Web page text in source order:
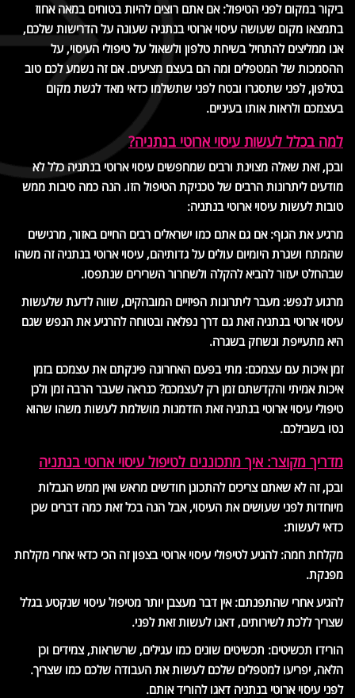
ביקור במקום לפני הטיפול: אם אתם רוצים להיות בטוחים במאה אחוז
בתמצאו מקום שעושה עיסוי ארוטי בנתניה שעונה על הדרישות שלכם,
אנו ממליצים להתחיל בשיחת טלפון ולשאול על טיפולי העיסוי, על
ההסמכות של המטפלים ומה הם בעצם מציעים. אם זה נשמע לכם טוב
בטלפון, לפני שתסגרו ובטח לפני שתשלמו כדאי מאד לגשת מקום
בעצמכם ולראות אותו בעיניים.
למה בכלל לעשות עיסוי ארוטי בנתניה?
ובכן, זאת שאלה מצוינת ורבים שמחפשים עיסוי ארוטי בנתניה כלל לא
מודעים ליתרונות הרבים של טכניקת הטיפול הזו. הנה כמה סיבות ממש
טובות לעשות עיסוי ארוטי בנתניה:
מרגיע את הגוף: אם גם אתם כמו ישראלים רבים החיים באזור, מרגישים
שהמתח ושגרת היומיום עולים על גדותיהם, עיסוי ארוטי בנתניה זה משהו
שבהחלט יעזור להביא להקלה ולשחרור השרירים שנתפסו.
מרגוע לנפש: מעבר ליתרונות הפיזיים המובהקים, שווה לדעת שלעשות
עיסוי ארוטי בנתניה זאת גם דרך נפלאה ובטוחה להרגיע את הנפש שגם
היא מתעייפת ונשחק בשגרה.
זמן איכות עם עצמכם: מתי בפעם האחרונה פינקתם את עצמכם בזמן
איכות אמיתי והקדשתם זמן רק לעצמכם? כנראה שעבר הרבה זמן ולכן
טיפולי עיסוי ארוטי בנתניה זאת הזדמנות מושלמת לעשות משהו שהוא
נטו בשבילכם.
מדריך מקוצר: איך מתכוננים לטיפול עיסוי ארוטי בנתניה
ובכן, זה לא שאתם צריכים להתכונן חודשים מראש ואין ממש הגבלות
מיוחדות לפני שעושים את העיסוי, אבל הנה בכל זאת כמה דברים שכן
כדאי לעשות:
מקלחת חמה: להגיע לטיפולי עיסוי ארוטי בצפון זה הכי כדאי אחרי מקלחת
מפנקת.
להגיע אחרי שהתפנתם: אין דבר מעצבן יותר מטיפול עיסוי שנקטע בגלל
שצריך ללכת לשירותים, דאגו לעשות זאת לפני.
הורידו תכשיטים: תכשיטים שונים כמו עגילים, שרשראות, צמידים וכן
הלאה, יפריעו למטפלים שלכם לעשות את העבודה שלכם כמו שצריך.
לפני עיסוי ארוטי בנתניה דאגו להוריד אותם.